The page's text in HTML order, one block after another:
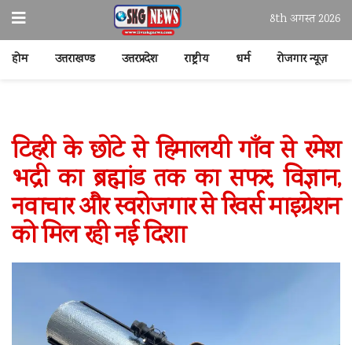
8th अगस्त 2026
होम उत्तराखण्ड उत्तरप्रदेश राष्ट्रीय धर्म रोजगार न्यूज़
टिहरी के छोटे से हिमालयी गाँव से रमेश
भद्री का ब्रह्मांड तक का सफर; विज्ञान,
नवाचार और स्वरोजगार से रिवर्स माइग्रेशन
को मिल रही नई दिशा